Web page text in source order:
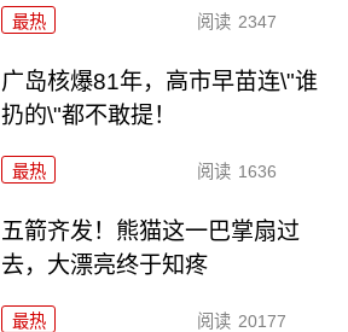
最热 阅读 2347
广岛核爆81年，高市早苗连\"谁
扔的\"都不敢提！
最热 阅读 1636
五箭齐发！熊猫这一巴掌扇过
去，大漂亮终于知疼
最热 阅读 20177